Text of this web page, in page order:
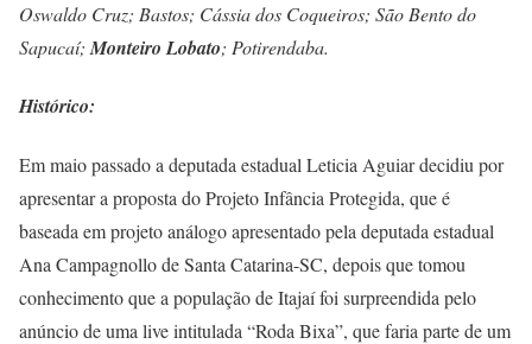
Oswaldo Cruz; Bastos; Cássia dos Coqueiros; São Bento do
Sapucaí; Monteiro Lobato; Potirendaba.
Histórico:
Em maio passado a deputada estadual Leticia Aguiar decidiu por
apresentar a proposta do Projeto Infância Protegida, que é
baseada em projeto análogo apresentado pela deputada estadual
Ana Campagnollo de Santa Catarina-SC, depois que tomou
conhecimento que a população de Itajaí foi surpreendida pelo
anúncio de uma live intitulada “Roda Bixa”, que faria parte de um